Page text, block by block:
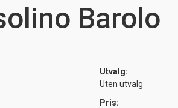
Barolo
Utvalg:
Uten utvalg
Pris: